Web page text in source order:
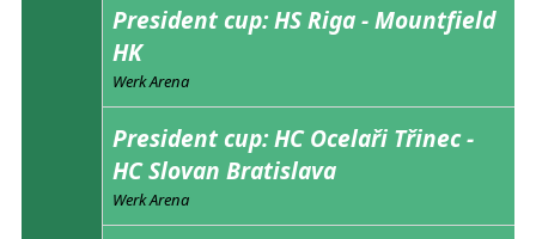
President cup: HS Riga - Mountfield
HK
Werk Arena
President cup: HC Ocelaři Třinec -
HC Slovan Bratislava
Werk Arena